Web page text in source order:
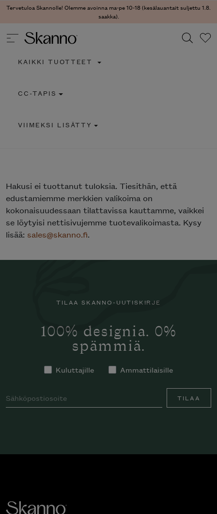
Tervetuloa Skannolle! Olemme avoinna ma-pe 10-18 (kesälauantait suljettu 1.8.
saakka).
Type 2 or more characters for results.
KAIKKI TUOTTEET
CC-TAPIS
VIIMEKSI LISÄTTY
Hakusi ei tuottanut tuloksia. Tiesithän, että
edustamiemme merkkien valikoima on
kokonaisuudessaan tilattavissa kauttamme, vaikkei
se löytyisi nettisivujemme tuotevalikoimasta. Kysy
lisää: sales@skanno.fi.
TILAA SKANNO-UUTISKIRJE
100% designia. 0%
spämmiä.
Kuluttajille Ammattilaisille
TILAA